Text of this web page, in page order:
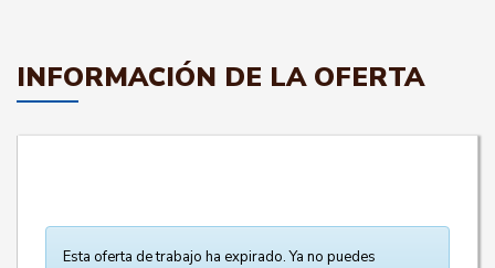
INFORMACIÓN DE LA OFERTA
Esta oferta de trabajo ha expirado. Ya no puedes